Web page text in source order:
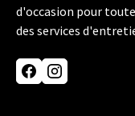
d'occasion pour
des services
FacebookInstagram